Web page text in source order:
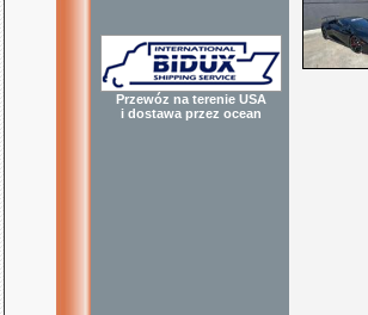
Przewóz na terenie USA
i dostawa przez ocean